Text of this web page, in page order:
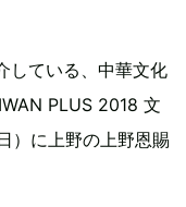
している、中華文化
PLUS 2018 文
）に上野の上野恩賜